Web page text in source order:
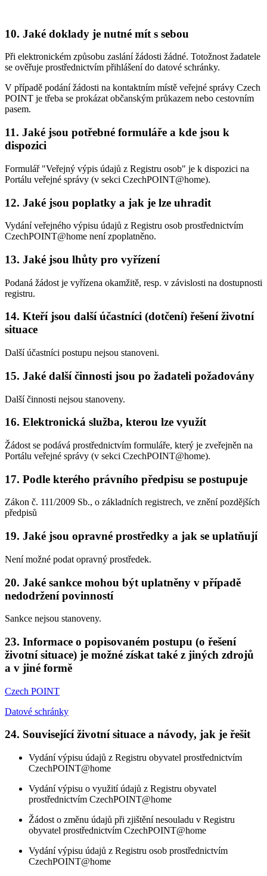
10. Jaké doklady je nutné mít s sebou
Při elektronickém způsobu zaslání žádosti žádné. Totožnost žadatele
se ověřuje prostřednictvím přihlášení do datové schránky.
V případě podání žádosti na kontaktním místě veřejné správy Czech
POINT je třeba se prokázat občanským průkazem nebo cestovním
pasem.
11. Jaké jsou potřebné formuláře a kde jsou k
dispozici
Formulář "Veřejný výpis údajů z Registru osob" je k dispozici na
Portálu veřejné správy (v sekci CzechPOINT@home).
12. Jaké jsou poplatky a jak je lze uhradit
Vydání veřejného výpisu údajů z Registru osob prostřednictvím
CzechPOINT@home není zpoplatněno.
13. Jaké jsou lhůty pro vyřízení
Podaná žádost je vyřízena okamžitě, resp. v závislosti na dostupnosti
registru.
14. Kteří jsou další účastníci (dotčení) řešení životní
situace
Další účastníci postupu nejsou stanoveni.
15. Jaké další činnosti jsou po žadateli požadovány
Další činnosti nejsou stanoveny.
16. Elektronická služba, kterou lze využít
Žádost se podává prostřednictvím formuláře, který je zveřejněn na
Portálu veřejné správy (v sekci CzechPOINT@home).
17. Podle kterého právního předpisu se postupuje
Zákon č. 111/2009 Sb., o základních registrech, ve znění pozdějších
předpisů
19. Jaké jsou opravné prostředky a jak se uplatňují
Není možné podat opravný prostředek.
20. Jaké sankce mohou být uplatněny v případě
nedodržení povinností
Sankce nejsou stanoveny.
23. Informace o popisovaném postupu (o řešení
životní situace) je možné získat také z jiných zdrojů
a v jiné formě
Czech POINT
Datové schránky
24. Související životní situace a návody, jak je řešit
Vydání výpisu údajů z Registru obyvatel prostřednictvím
CzechPOINT@home
Vydání výpisu o využití údajů z Registru obyvatel
prostřednictvím CzechPOINT@home
Žádost o změnu údajů při zjištění nesouladu v Registru
obyvatel prostřednictvím CzechPOINT@home
Vydání výpisu údajů z Registru osob prostřednictvím
CzechPOINT@home